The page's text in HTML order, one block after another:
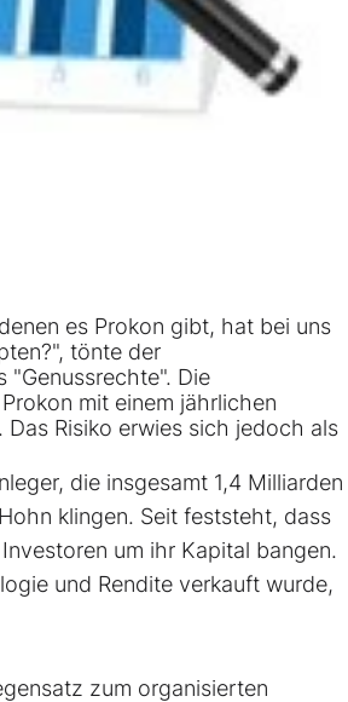
es Prokon gibt, hat bei uns
tönte der
"Genussrechte". Die
mit einem jährlichen
Risiko erwies sich jedoch als
die insgesamt 1,4 Milliarden
klingen. Seit feststeht, dass
um ihr Kapital bangen.
und Rendite verkauft wurde,
zum organisierten